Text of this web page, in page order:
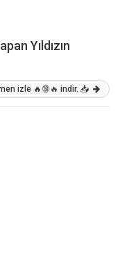
Yıldızın
izle 🔥🔞🔥 indir. 📥